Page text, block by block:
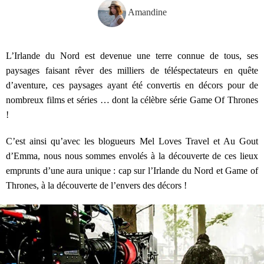
Amandine
L’Irlande du Nord est devenue une terre connue de tous, ses
paysages faisant rêver des milliers de téléspectateurs en quête
d’aventure, ces paysages ayant été convertis en décors pour de
nombreux films et séries … dont la célèbre série Game Of Thrones
!
C’est ainsi qu’avec les blogueurs Mel Loves Travel et Au Gout
d’Emma, nous nous sommes envolés à la découverte de ces lieux
emprunts d’une aura unique : cap sur l’Irlande du Nord et Game of
Thrones, à la découverte de l’envers des décors !